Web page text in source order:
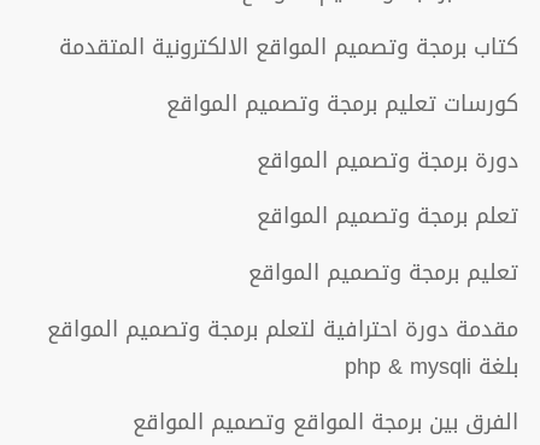
كتاب برمجة وتصميم المواقع الالكترونية المتقدمة
كورسات تعليم برمجة وتصميم المواقع
دورة برمجة وتصميم المواقع
تعلم برمجة وتصميم المواقع
تعليم برمجة وتصميم المواقع
مقدمة دورة احترافية لتعلم برمجة وتصميم المواقع
بلغة php & mysqli
الفرق بين برمجة المواقع وتصميم المواقع